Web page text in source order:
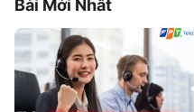
Bài Mới Nhất